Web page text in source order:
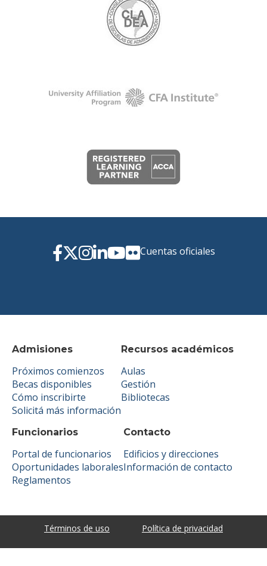
Admisiones
Próximos comienzos
Becas disponibles
Cómo inscribirte
Solicitá más información
Recursos académicos
Aulas
Gestión
Bibliotecas
Funcionarios
Portal de funcionarios
Oportunidades laborales
Reglamentos
Contacto
Edificios y direcciones
Información de contacto
Cuentas oficiales
Términos de uso Política de privacidad